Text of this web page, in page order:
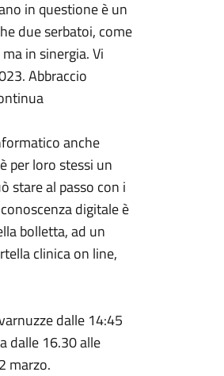
in questione è un
due serbatoi, come
in sinergia. Vi
. Abbraccio
anche
per loro stessi un
stare al passo con i
digitale è
bolletta, ad un
clinica on line,
dalle 14:45
dalle 16.30 alle
marzo.